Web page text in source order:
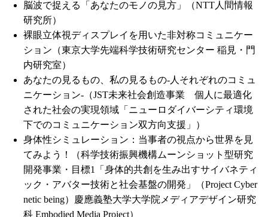
脳波で捉える「あなたのモノの見方」（NTT人間情報
研究所）
裸眼立体視ディスプレイを用いた非対称コミュニケー
ション（東京大学先端科学技術研究センター 稲見・門
内研究室）
あなたの見るもの、私の見るもの-人それぞれのコミュ
ニケーション-（JST未来社会創造事業 個人に最適化
された社会の実現領域「ニューロダイバーシティ環境
下でのコミュニケーション双方向支援」）
身体性シミュレーション：当事者の視点から世界を見
てみよう！（科学技術振興機構ムーンショット型研究
開発事業・目標1「身体的共創を生み出すサイバネティ
ック・アバター技術と社会基盤の開発」（Project Cyber
netic being）慶應義塾大学大学院メディアデザイン研究
科 Embodied Media Project）